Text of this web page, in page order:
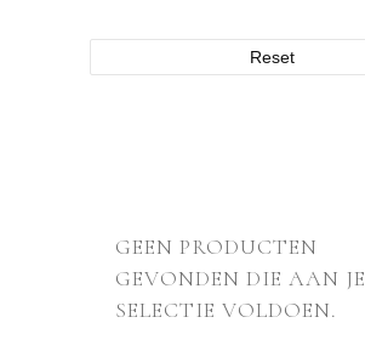
Reset
GEEN PRODUCTEN
GEVONDEN DIE AAN JE
SELECTIE VOLDOEN.